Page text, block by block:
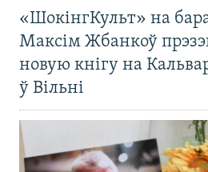
«ШокінгКульт» на
Максім Жбанкоў
новую кнігу на
ў Вільні